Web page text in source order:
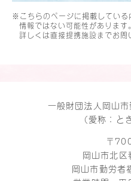
※こちらのページに掲載してい
情報ではない可能性があります。
詳しくは直接提携施設までお問
一般財団法人岡山
（愛称：と
〒
岡山市北
岡山市勤労者